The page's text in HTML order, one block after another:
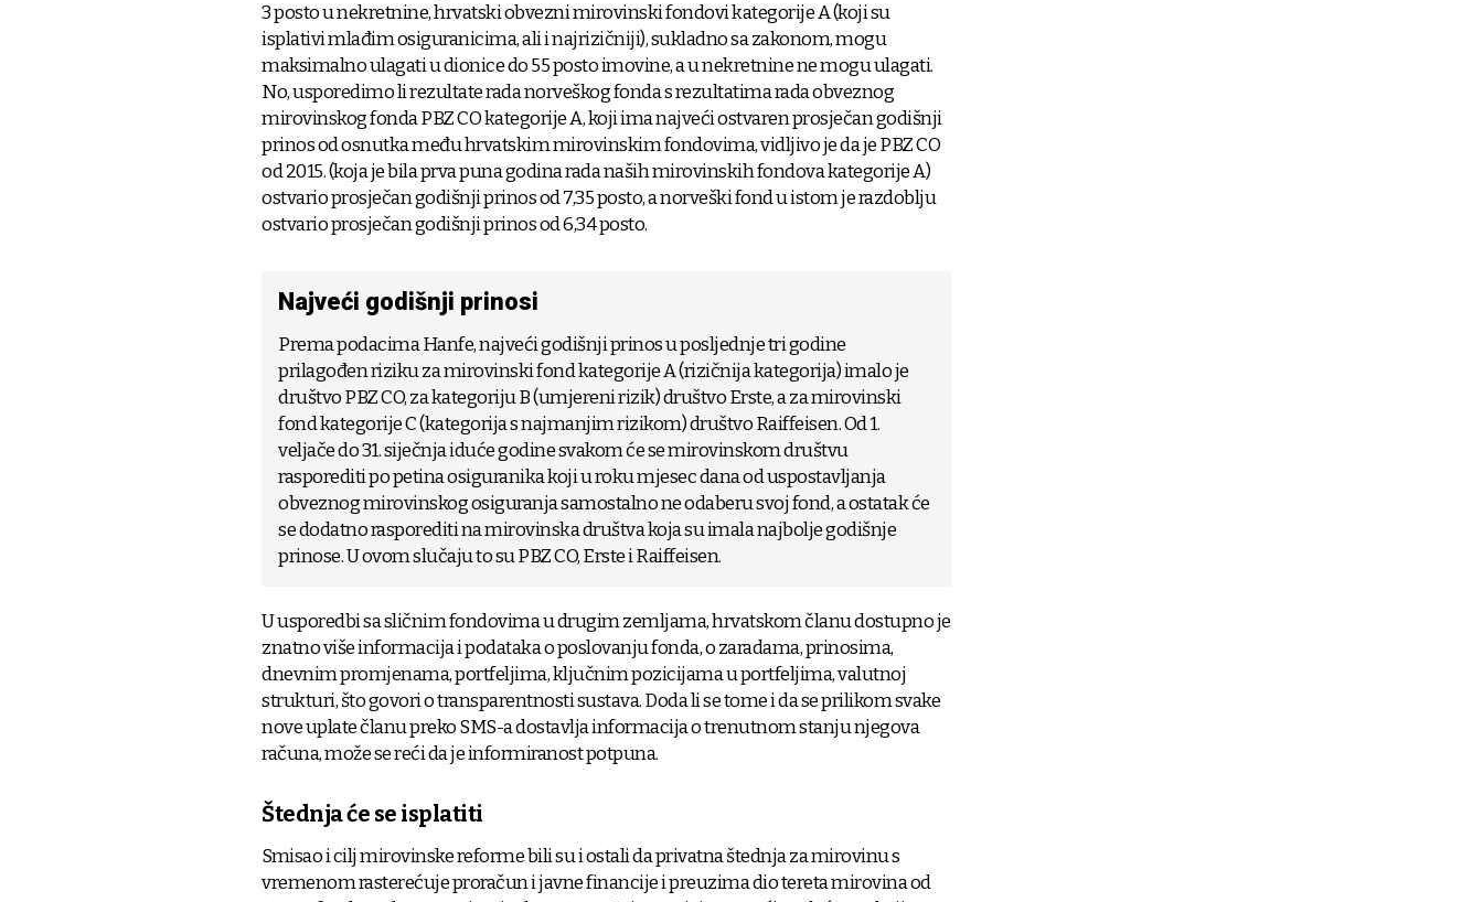
3 posto u nekretnine, hrvatski obvezni mirovinski fondovi kategorije A (koji su
isplativi mlađim osiguranicima, ali i najrizičniji), sukladno sa zakonom, mogu
maksimalno ulagati u dionice do 55 posto imovine, a u nekretnine ne mogu ulagati.
No, usporedimo li rezultate rada norveškog fonda s rezultatima rada obveznog
mirovinskog fonda PBZ CO kategorije A, koji ima najveći ostvaren prosječan godišnji
prinos od osnutka među hrvatskim mirovinskim fondovima, vidljivo je da je PBZ CO
od 2015. (koja je bila prva puna godina rada naših mirovinskih fondova kategorije A)
ostvario prosječan godišnji prinos od 7,35 posto, a norveški fond u istom je razdoblju
ostvario prosječan godišnji prinos od 6,34 posto.
Najveći godišnji prinosi
Prema podacima Hanfe, najveći godišnji prinos u posljednje tri godine
prilagođen riziku za mirovinski fond kategorije A (rizičnija kategorija) imalo je
društvo PBZ CO, za kategoriju B (umjereni rizik) društvo Erste, a za mirovinski
fond kategorije C (kategorija s najmanjim rizikom) društvo Raiffeisen. Od 1.
veljače do 31. siječnja iduće godine svakom će se mirovinskom društvu
rasporediti po petina osiguranika koji u roku mjesec dana od uspostavljanja
obveznog mirovinskog osiguranja samostalno ne odaberu svoj fond, a ostatak će
se dodatno rasporediti na mirovinska društva koja su imala najbolje godišnje
prinose. U ovom slučaju to su PBZ CO, Erste i Raiffeisen.
U usporedbi sa sličnim fondovima u drugim zemljama, hrvatskom članu dostupno je
znatno više informacija i podataka o poslovanju fonda, o zaradama, prinosima,
dnevnim promjenama, portfeljima, ključnim pozicijama u portfeljima, valutnoj
strukturi, što govori o transparentnosti sustava. Doda li se tome i da se prilikom svake
nove uplate članu preko SMS-a dostavlja informacija o trenutnom stanju njegova
računa, može se reći da je informiranost potpuna.
Štednja će se isplatiti
Smisao i cilj mirovinske reforme bili su i ostali da privatna štednja za mirovinu s
vremenom rasterećuje proračun i javne financije i preuzima dio tereta mirovina od